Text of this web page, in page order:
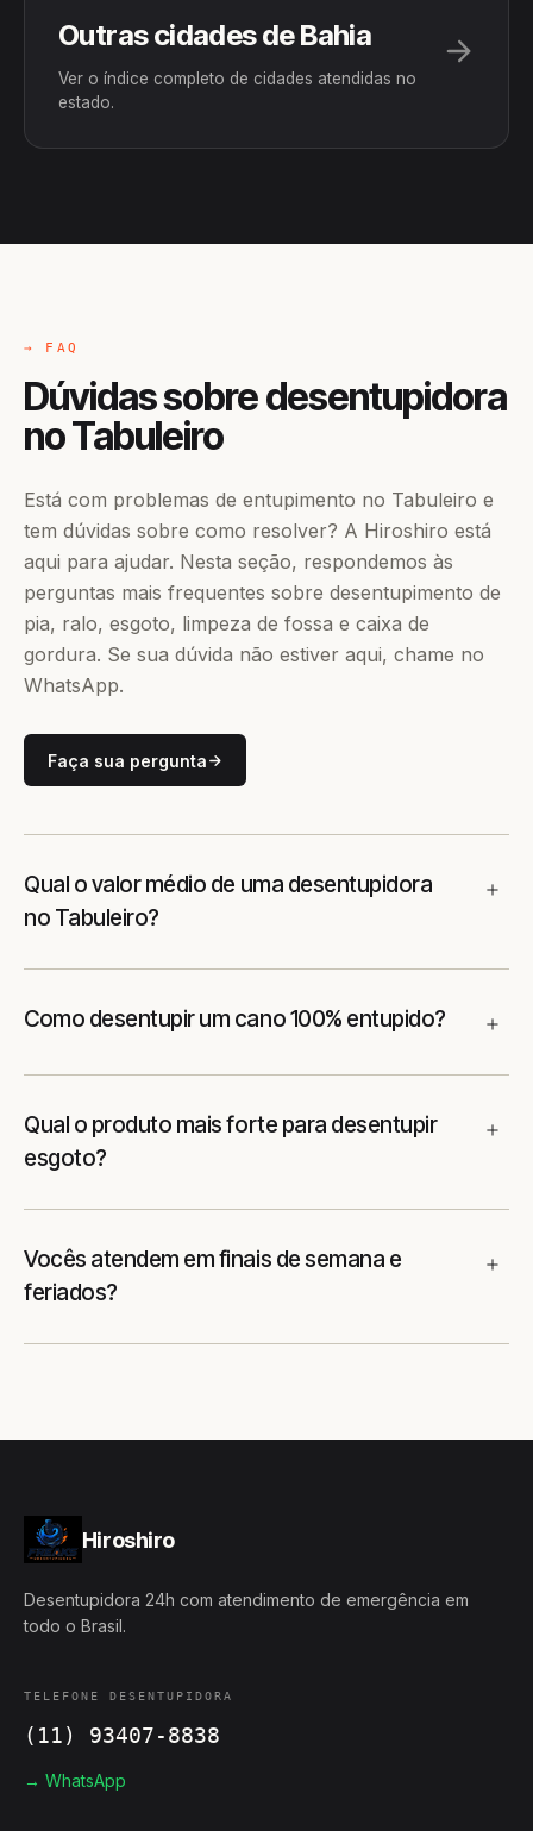
Outras cidades de Bahia
Ver o índice completo de cidades atendidas no
estado.
→ FAQ
Dúvidas sobre desentupidora
no Tabuleiro
Está com problemas de entupimento no Tabuleiro e
tem dúvidas sobre como resolver? A Hiroshiro está
aqui para ajudar. Nesta seção, respondemos às
perguntas mais frequentes sobre desentupimento de
pia, ralo, esgoto, limpeza de fossa e caixa de
gordura. Se sua dúvida não estiver aqui, chame no
WhatsApp.
Faça sua pergunta
Qual o valor médio de uma desentupidora
no Tabuleiro?
Como desentupir um cano 100% entupido?
Qual o produto mais forte para desentupir
esgoto?
Vocês atendem em finais de semana e
feriados?
Hiroshiro
Desentupidora 24h com atendimento de emergência em
todo o Brasil.
TELEFONE DESENTUPIDORA
(11) 93407-8838
→ WhatsApp